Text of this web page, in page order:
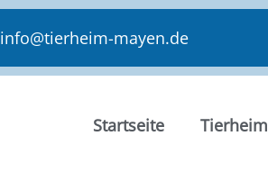
info@tierheim-mayen.de
Startseite Tierheim